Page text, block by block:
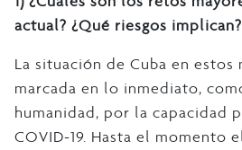
actual? ¿Qué riesgos implican?
La situación de Cuba en estos
marcada en lo inmediato,
humanidad, por la capacidad
COVID-19. Hasta el momento